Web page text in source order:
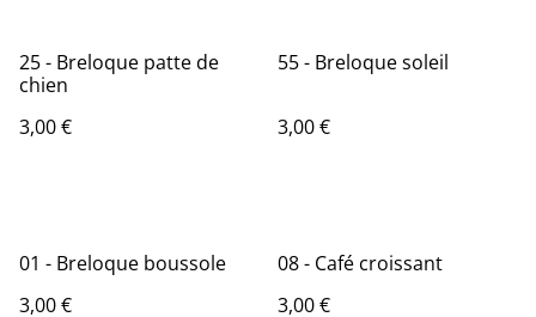
25 - Breloque patte de
chien
3,00 €
55 - Breloque soleil
3,00 €
01 - Breloque boussole
3,00 €
08 - Café croissant
3,00 €